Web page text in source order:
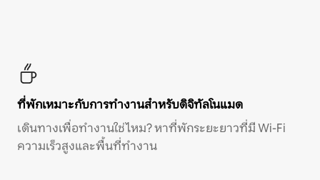
ที่พักเหมาะกับการทำงานสำหรับดิจิทัลโนแมด
เดินทางเพื่อทำงานใช่ไหม? หาที่พักระยะยาวที่มี Wi-Fi
ความเร็วสูงและพื้นที่ทำงาน